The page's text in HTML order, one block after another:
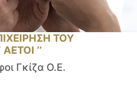
ΤΟΥ
‘’
Γκίζα Ο.Ε.